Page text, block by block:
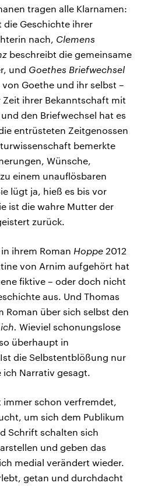
tragen alle Klarnamen:
die Geschichte ihrer
nach, Clemens
beschreibt die gemeinsame
und Goethes Briefwechsel
Goethe und ihr selbst –
Zeit ihrer Bekanntschaft mit
den Briefwechsel hat es
entrüsteten Zeitgenossen
bemerkte
Wünsche,
einem unauflösbaren
lügt ja, hieß es bis vor
ist die wahre Mutter der
zurück.
ihrem Roman Hoppe 2012
von Arnim aufgehört hat
fiktive – oder doch nicht
aus. Und Thomas
Roman über sich selbst den
Wieviel schonungslose
überhaupt in
die Selbstentblößung nur
ich Narrativ gesagt.
immer schon verfremdet,
um sich dem Publikum
Schrift schalten sich
und geben das
medial verändert wieder.
getan und durchdacht